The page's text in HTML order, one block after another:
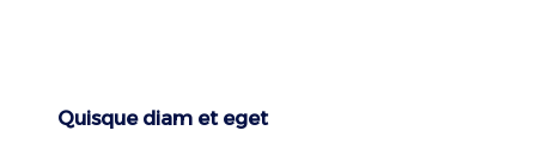
Quisque diam et eget